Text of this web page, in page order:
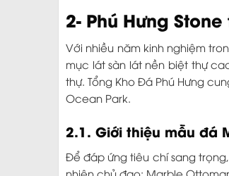
2- Phú Hưng
Với nhiều năm kinh nghiệm
mục lát sàn lát nền biệt thự
thự. Tổng Kho Đá Phú Hưng
Ocean Park.
2.1. Giới thiệu mẫu đá
Để đáp ứng tiêu chí sang
nhiên chủ đạo: Marble